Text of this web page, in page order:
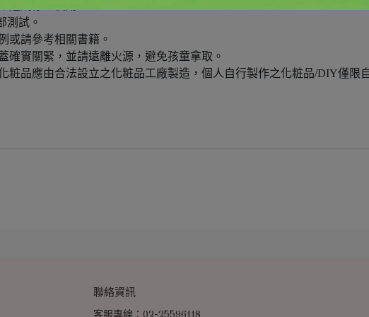
測試。
或請參考相關書籍。
實關緊，並請遠離火源，避免孩童拿取。
粧品應由合法設立之化粧品工廠製造，個人自行製作之化粧品/DIY僅限
聯絡資訊
客服專線：02-25596118